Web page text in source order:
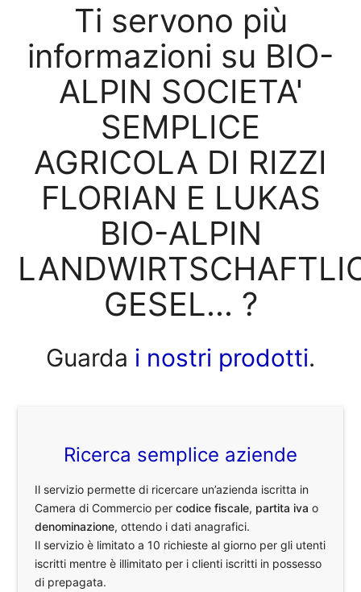
Ti servono più
informazioni su BIO-
ALPIN SOCIETA'
SEMPLICE
AGRICOLA DI RIZZI
FLORIAN E LUKAS
BIO-ALPIN
GESEL... ?
Guarda i nostri prodotti.
Ricerca semplice aziende
Il servizio permette di ricercare un’azienda iscritta in
Camera di Commercio percodice fiscale, partita iva o
denominazione, ottendo i dati anagrafici.
Il servizio è limitato a 10 richieste al giorno per gli utenti
iscritti mentre è illimitato per i clienti iscritti in possesso
di prepagata.